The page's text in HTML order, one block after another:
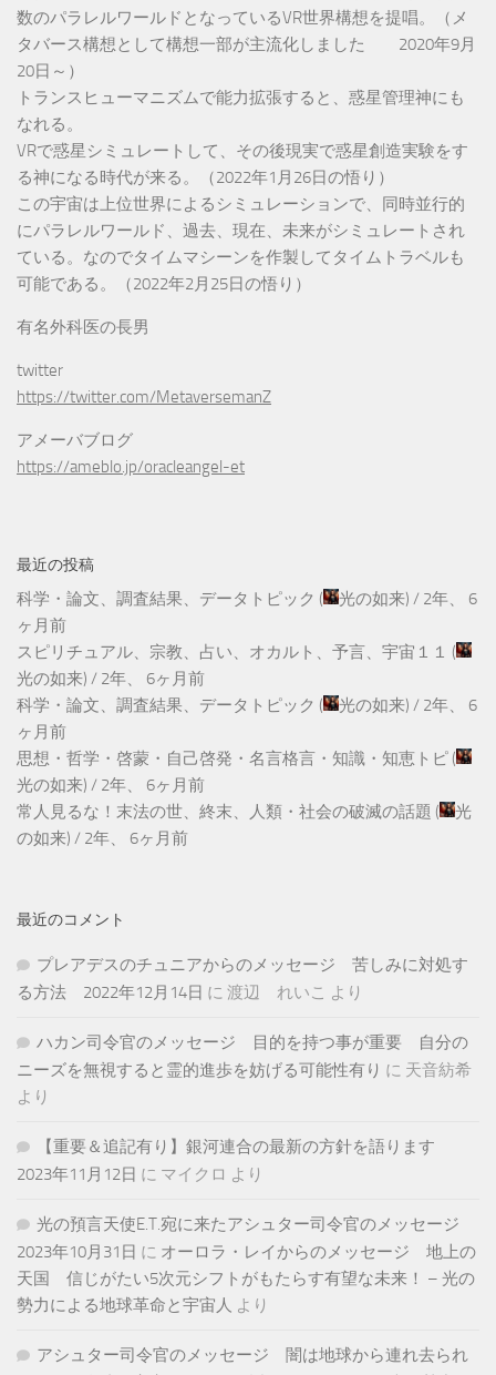
数のパラレルワールドとなっているVR世界構想を提唱。（メ
タバース構想として構想一部が主流化しました 2020年9月
20日～）
トランスヒューマニズムで能力拡張すると、惑星管理神にも
なれる。
VRで惑星シミュレートして、その後現実で惑星創造実験をす
る神になる時代が来る。（2022年1月26日の悟り）
この宇宙は上位世界によるシミュレーションで、同時並行的
にパラレルワールド、過去、現在、未来がシミュレートされ
ている。なのでタイムマシーンを作製してタイムトラベルも
可能である。（2022年2月25日の悟り）
有名外科医の長男
twitter
https://twitter.com/MetaversemanZ
アメーバブログ
https://ameblo.jp/oracleangel-et
最近の投稿
科学・論文、調査結果、データトピック ( 光の如来) / 2年、 6
ヶ月前
スピリチュアル、宗教、占い、オカルト、予言、宇宙１１ (
光の如来) / 2年、 6ヶ月前
科学・論文、調査結果、データトピック ( 光の如来) / 2年、 6
ヶ月前
思想・哲学・啓蒙・自己啓発・名言格言・知識・知恵トピ (
光の如来) / 2年、 6ヶ月前
常人見るな！末法の世、終末、人類・社会の破滅の話題 (
光
の如来) / 2年、 6ヶ月前
最近のコメント
プレアデスのチュニアからのメッセージ 苦しみに対処す
る方法 2022年12月14日 に 渡辺 れいこ より
ハカン司令官のメッセージ 目的を持つ事が重要 自分の
ニーズを無視すると霊的進歩を妨げる可能性有り に 天音紡希
より
【重要＆追記有り】銀河連合の最新の方針を語ります
2023年11月12日 に マイクロ より
光の預言天使E.T.宛に来たアシュター司令官のメッセージ
2023年10月31日 に オーロラ・レイからのメッセージ 地上の
天国 信じがたい5次元シフトがもたらす有望な未来！ – 光の
勢力による地球革命と宇宙人 より
アシュター司令官のメッセージ 闇は地球から連れ去られ